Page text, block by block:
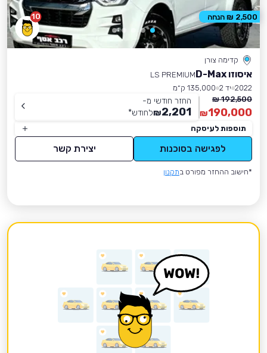
10
קדימה צורן
איסוזו D-Max
LS PREMIUM
2022 יד 2
135,000 ק״מ
192,500 ₪
190,000
₪
החזר חודשי מ-
2,201
₪לחודש*
תוספות לעיסקה
לפגישה בסוכנות יצירת קשר
*חישוב ההחזר מפורט בתקנון
2,500 ₪ הנחה